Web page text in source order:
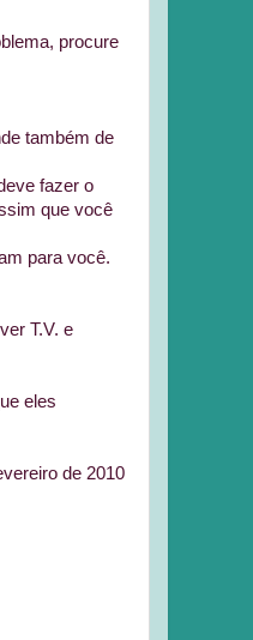
procure
também de
fazer o
que você
para você.
T.V. e
eles
de 2010